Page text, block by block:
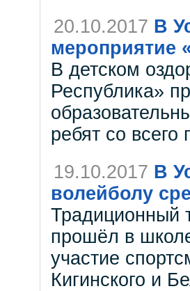
20.10.2017 В
мероприятие
В детском
Республика»
ребят со всего
19.10.2017 В
волейболу
Традиционный
прошёл в
участие
Кигинского и